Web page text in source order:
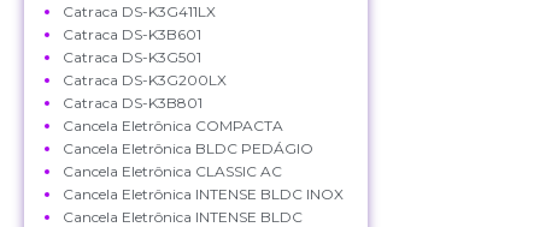
Catraca DS-K3G411LX
Catraca DS-K3B601
Catraca DS-K3G501
Catraca DS-K3G200LX
Catraca DS-K3B801
Cancela Eletrônica COMPACTA
Cancela Eletrônica BLDC PEDÁGIO
Cancela Eletrônica CLASSIC AC
Cancela Eletrônica INTENSE BLDC INOX
Cancela Eletrônica INTENSE BLDC